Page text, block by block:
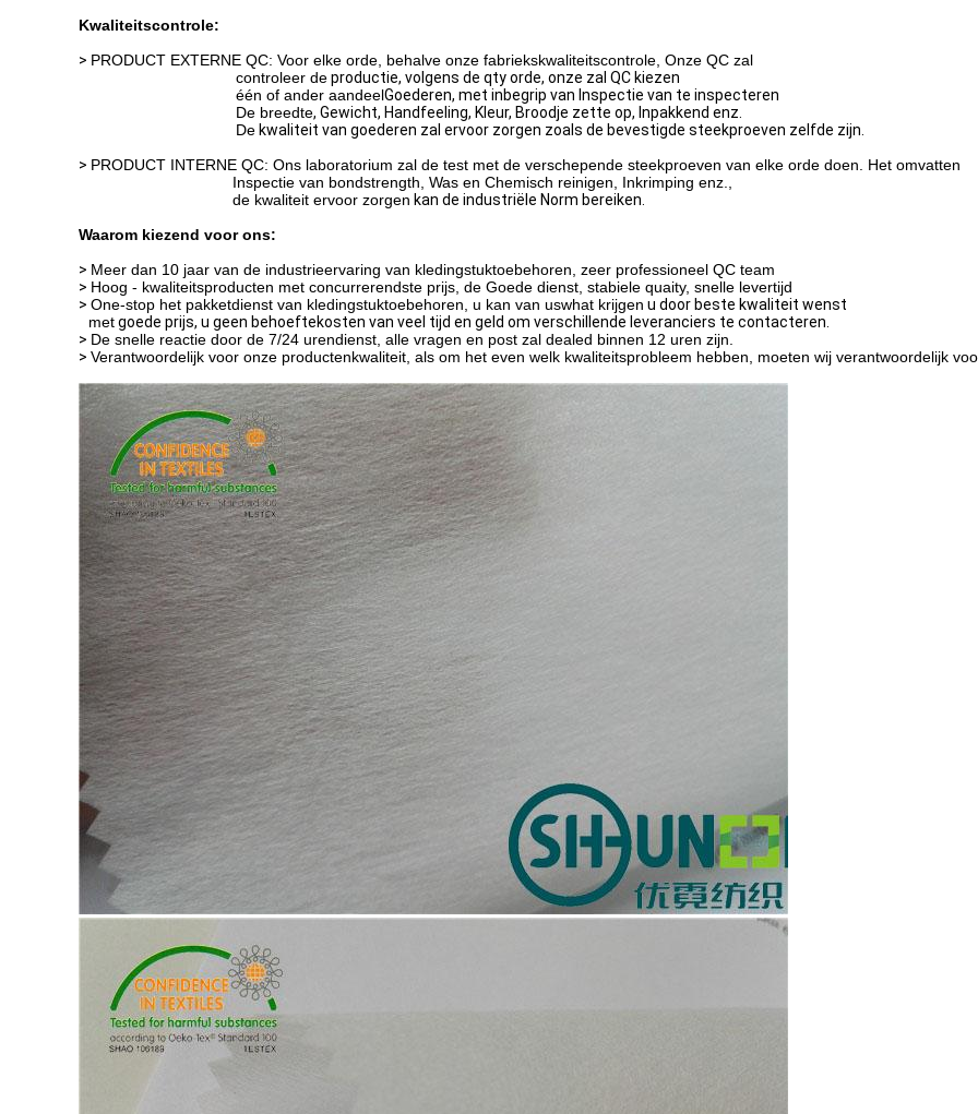
Kwaliteitscontrole:
> PRODUCT EXTERNE QC: Voor elke orde, behalve onze fabriekskwaliteitscontrole, Onze QC zal
controleer deproductie, volgens de qty orde, onze zal QC kiezen
één of ander aandeelGoederen, met inbegrip van Inspectie van te inspecteren
De breedte, Gewicht, Handfeeling, Kleur, Broodje zette op, Inpakkend enz.
De kwaliteit van goederen zal ervoor zorgen zoals de bevestigde steekproeven zelfde zijn.
> PRODUCT INTERNE QC: Ons laboratorium zal de test met de verschepende steekproeven van elke orde doen. Het omvatten
Inspectie van bondstrength, Was en Chemisch reinigen, Inkrimping enz.,
de kwaliteit ervoor zorgen kan de industriële Norm bereiken.
Waarom kiezend voor ons:
> Meer dan 10 jaar van de industrieervaring van kledingstuktoebehoren, zeer professioneel QC team
> Hoog - kwaliteitsproducten met concurrerendste prijs, de Goede dienst, stabiele quaity, snelle levertijd
> One-stop het pakketdienst van kledingstuktoebehoren, u kan van uswhat krijgen u door beste kwaliteit wenst
metgoede prijs, u geen behoeftekosten van veel tijd en geld om verschillende leveranciers te contacteren.
> De snelle reactie door de 7/24 urendienst, alle vragen en post zal dealed binnen 12 uren zijn.
> Verantwoordelijk voor onze productenkwaliteit, als om het even welk kwaliteitsprobleem hebben, moeten wij verantwoordelijk